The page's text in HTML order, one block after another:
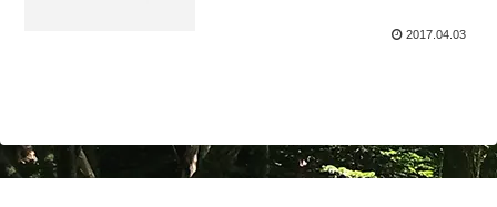
2017.04.03